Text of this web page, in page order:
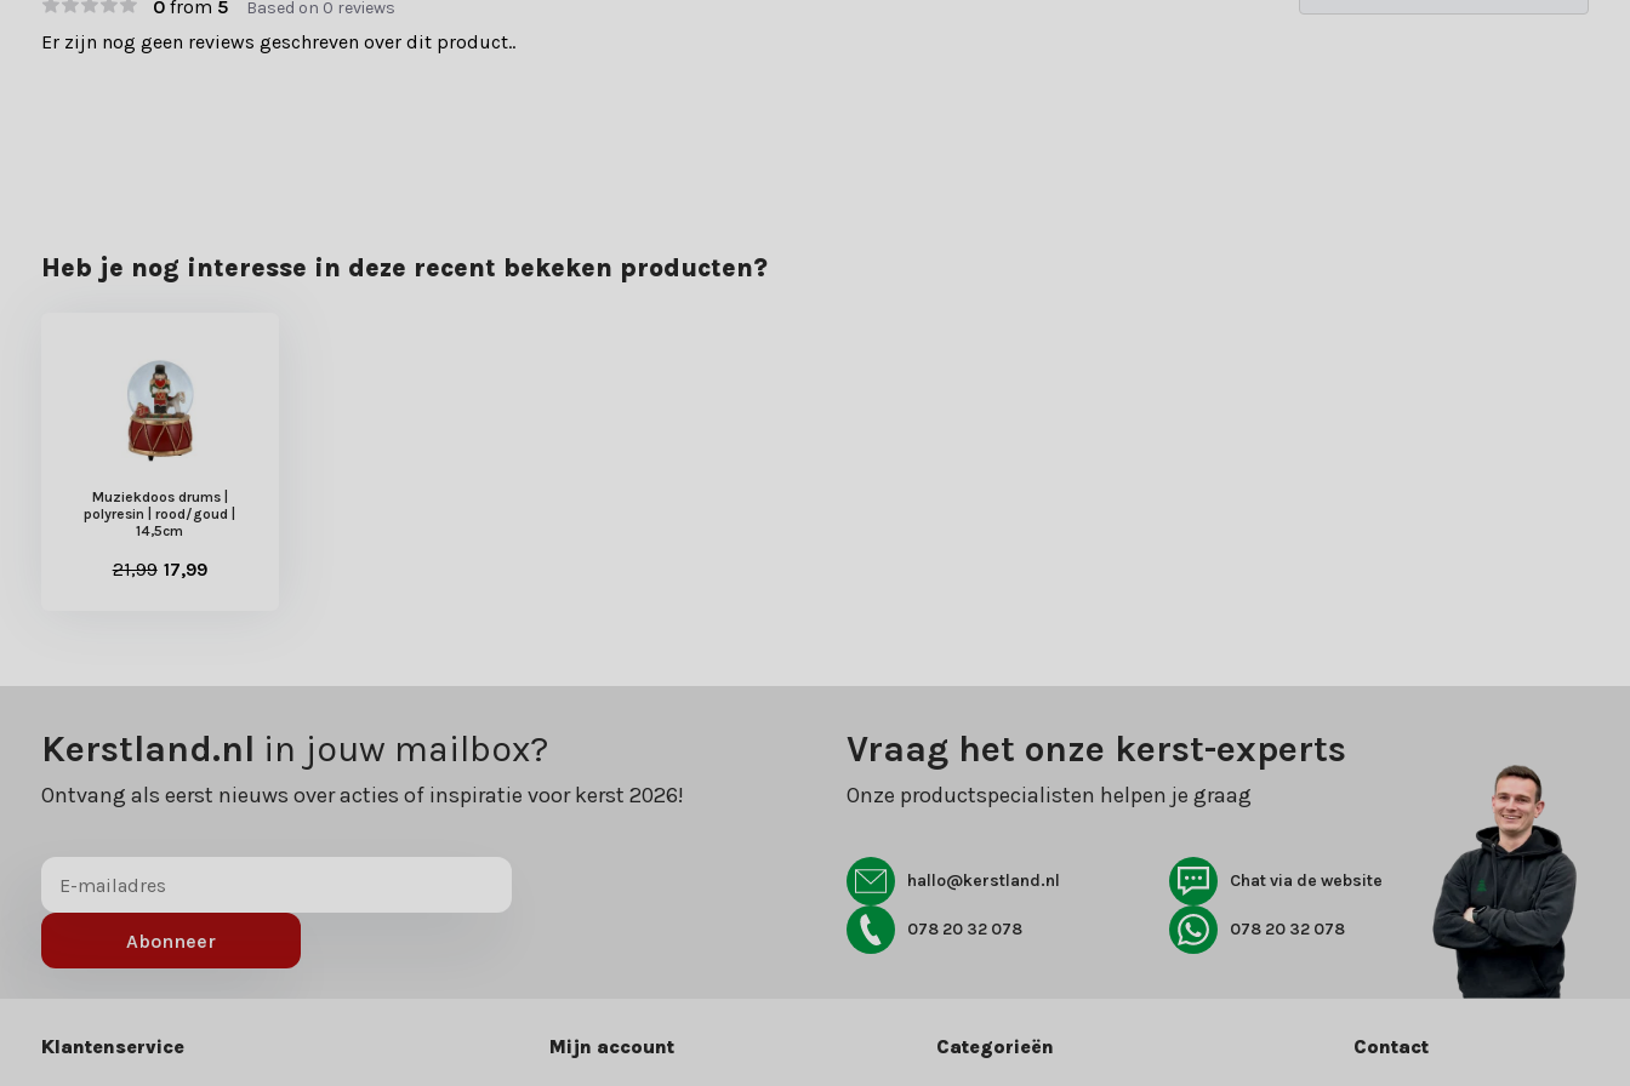
0from 5 Based on 0 reviews
Er zijn nog geen reviews geschreven over dit product..
Heb je nog interesse in deze recent bekeken producten?
Muziekdoos drums |
polyresin | rood/goud |
14,5cm
21,99 17,99
Kerstland.nl in jouw mailbox?
Ontvang als eerst nieuws over acties of inspiratie voor kerst 2026!
Abonneer
Vraag het onze kerst-experts
Onze productspecialisten helpen je graag
hallo@kerstland.nl Chat via de website
078 20 32 078 078 20 32 078
Klantenservice Mijn account Categorieën Contact